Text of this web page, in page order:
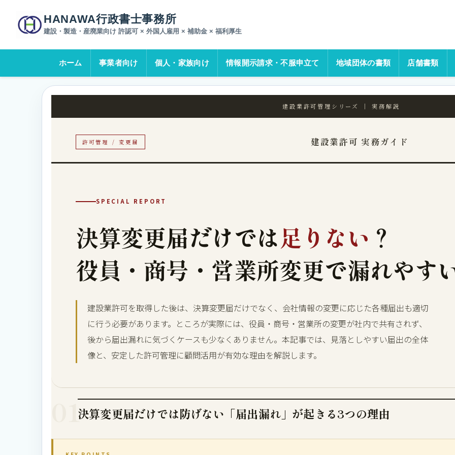
HANAWA行政書士事務所
建設・製造・産廃業向け 許認可 × 外国人雇用 × 補助金 × 福利厚生
ホーム 事業者向け 個人・家族向け 情報開示請求・不服申立て 地域団体の書類 店舗書類
ホーム ブログ一覧 決算変更届だけでは足りない？役員・商号・営業所変更で漏れやすい届出
建設業許可管理シリーズ ｜ 実務解説
許可管理 / 変更届 建設業許可 実務ガイド
SPECIAL REPORT
決算変更届だけでは足りない ？
役員・商号・営業所変更で漏れやす
建設業許可を取得した後は、決算変更届だけでなく、会社情報の変更に応じた各種届出も適切
に行う必要があります。ところが実際には、役員・商号・営業所の変更が社内で共有されず、
後から届出漏れに気づくケースも少なくありません。本記事では、見落としやすい届出の全体
像と、安定した許可管理に顧問活用が有効な理由を解説します。
01決算変更届だけでは防げない「届出漏れ」が起きる3つの理由